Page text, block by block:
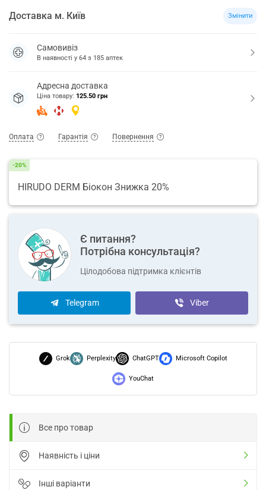
Доставка м. Київ Змінити
Самовивіз
В наявності у 64 з 185 аптек
Адресна доставка
Ціна товару: 125.50 грн
Оплата Гарантія Повернення
-20%
HIRUDO DERM Біокон Знижка 20%
Є питання?
Потрібна консультація?
Цілодобова підтримка клієнтів
Telegram Viber
Grok Perplexity ChatGPT Microsoft Copilot
YouChat
Все про товар
Наявність і ціни
Інші варіанти